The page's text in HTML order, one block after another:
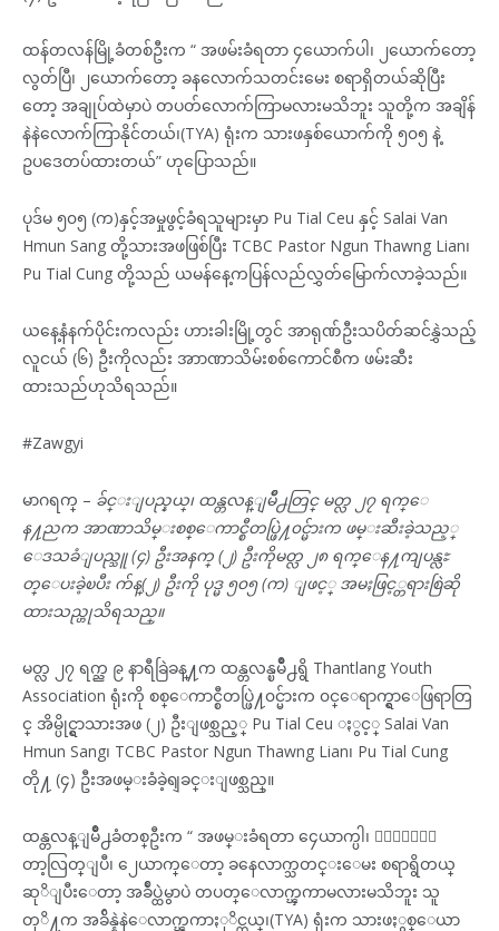
ထန်တလန်မြို့ခံတစ်ဦးက “ အဖမ်းခံရတာ ၄ယောက်ပါ၊ ၂ယောက်တော့
လွတ်ပြီ၊ ၂ယောက်တော့ ခနလောက်သတင်းမေး စရာရှိတယ်ဆိုပြီး
တော့ အချုပ်ထဲမှာပဲ တပတ်လောက်ကြာမလားမသိဘူး သူတို့က အချိန်
နဲနဲလောက်ကြာနိုင်တယ်၊(TYA) ရုံးက သားဖနှစ်ယောက်ကို ၅၀၅ နဲ့
ဥပဒေတပ်ထားတယ်” ဟုပြောသည်။
ပုဒ်မ ၅၀၅ (က)နှင့်အမှုဖွင့်ခံရသူများမှာ Pu Tial Ceu နှင့် Salai Van
Hmun Sang တို့သားအဖဖြစ်ပြီး TCBC Pastor Ngun Thawng Lian၊
Pu Tial Cung တို့သည် ယမန်နေ့ကပြန်လည်လွှတ်မြောက်လာခဲ့သည်။
ယနေ့နံနက်ပိုင်းကလည်း ဟားခါးမြို့တွင် အာရုဏ်ဦးသပိတ်ဆင်နွှဲသည့်
လူငယ် (၆) ဦးကိုလည်း အာာဏာသိမ်းစစ်ကောင်စီက ဖမ်းဆီး
ထားသည်ဟုသိရသည်။
#Zawgyi
မာဂရက္ – ခ်င္းျပည္နယ္၊ ထန္တလန္ျမဳိ႕တြင္ မတ္လ ၂၇ ရက္ေ
န႔ညက အာဏာသိမ္းစစ္ေကာင္စီတပ္ဖြဲ႔၀င္မ်ားက ဖမ္းဆီးခဲ့သည့္
ေဒသခံျပည္သူ (၄) ဦးအနက္ (၂) ဦးကိုမတ္လ ၂၈ ရက္ေန႔ကျပန္လႊ
တ္ေပးခဲ့ၿပီး က်န္(၂) ဦးကို ပုဒ္မ ၅၀၅ (က) ျဖင့္ အမႈဖြင့္တရားစြဲဆို
ထားသည္ဟုသိရသည္။
မတ္လ ၂၇ ရက္ည ၉ နာရီခြဲခန္႔က ထန္တလန္ၿမိဳ႕ရွိ Thantlang Youth
Association ရုံးကို စစ္ေကာင္စီတပ္ဖြဲ႔၀င္မ်ားက ၀င္ေရာက္ရွာေဖြရာတြ
င္ အိမ္ပိုင္ရွာသားအဖ (၂) ဦးျဖစ္သည့္ Pu Tial Ceu ႏွင့္ Salai Van
Hmun Sang၊ TCBC Pastor Ngun Thawng Lian၊ Pu Tial Cung
တို႔ (၄) ဦးအဖမ္းခံခဲ့ရျခင္းျဖစ္သည္။
ထန္တလန္ျမဳိ႕ခံတစ္ဦးက “ အဖမ္းခံရတာ ၄ေယာက္ပါ၊ ၂ေယာက္ေ
တာ့လြတ္ျပီ၊ ၂ေယာက္ေတာ့ ခနေလာက္သတင္းေမး စရာရွိတယ္
ဆုိျပီးေတာ့ အခ်ဳပ္ထဲမွာပဲ တပတ္ေလာက္ၾကာမလားမသိဘူး သူ
တုိ႔က အခ်ိန္နဲနဲေလာက္ၾကာႏုိင္တယ္၊(TYA) ရုံးက သားဖႏွစ္ေယာ